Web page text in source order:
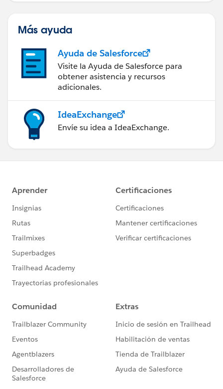
Más ayuda
Ayuda de Salesforce
Visite la Ayuda de Salesforce para
obtener asistencia y recursos
adicionales.
IdeaExchange
Envíe su idea a IdeaExchange.